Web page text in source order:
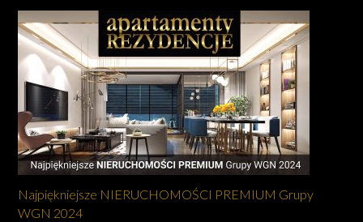
Najpiękniejsze NIERUCHOMOŚCI PREMIUM Grupy
WGN 2024